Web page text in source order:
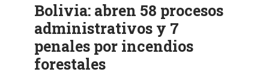
Bolivia: abren 58 procesos
administrativos y 7
penales por incendios
forestales